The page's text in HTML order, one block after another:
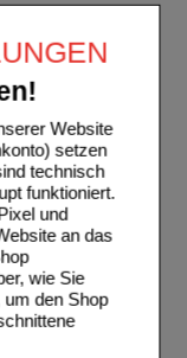
Website
setzen
technisch
funktioniert.
und
an das
wie Sie
den Shop